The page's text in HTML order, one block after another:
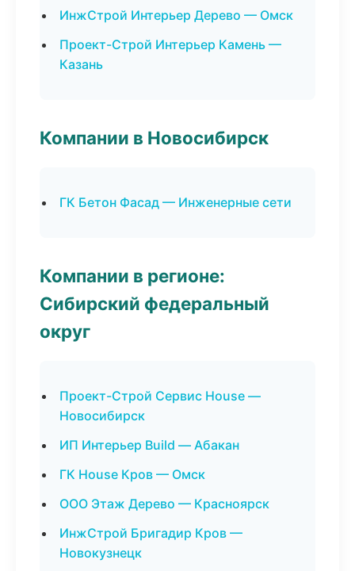
ИнжСтрой Интерьер Дерево — Омск
Проект-Строй Интерьер Камень —
Казань
Компании в Новосибирск
ГК Бетон Фасад — Инженерные сети
Компании в регионе:
Сибирский федеральный
округ
Проект-Строй Сервис House —
Новосибирск
ИП Интерьер Build — Абакан
ГК House Кров — Омск
ООО Этаж Дерево — Красноярск
ИнжСтрой Бригадир Кров —
Новокузнецк